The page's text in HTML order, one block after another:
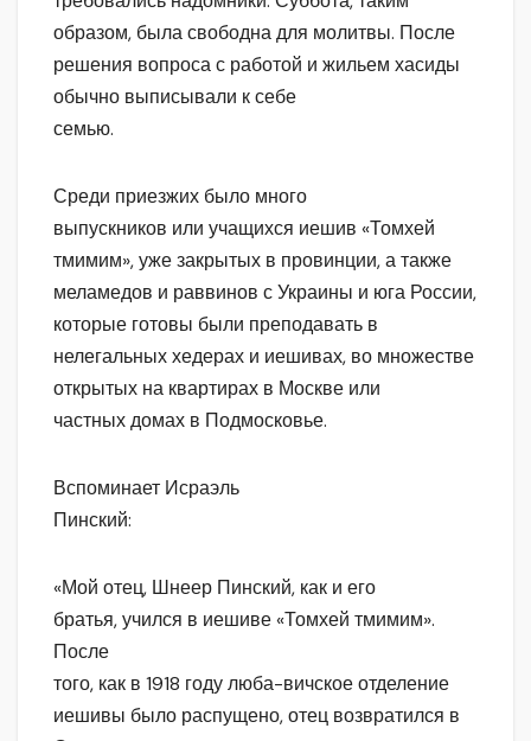
образом, была свободна для молитвы. После
решения вопроса с работой и жильем хасиды
обычно выписывали к себе
семью.
Среди приезжих было много
выпускников или учащихся иешив «Томхей
тмимим», уже закрытых в провинции, а также
меламедов и раввинов с Украины и юга России,
которые готовы были преподавать в
нелегальных хедерах и иешивах, во множестве
открытых на квартирах в Москве или
частных домах в Подмосковье.
Вспоминает Исраэль
Пинский:
«Мой отец, Шнеер Пинский, как и его
братья, учился в иешиве «Томхей тмимим».
После
того, как в 1918 году люба-вичское отделение
иешивы было распущено, отец возвратился в